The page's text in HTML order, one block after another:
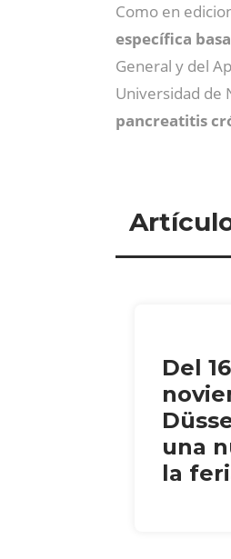
Como en
específica
General y del
Universidad de
pancreatitis
Del
una
la